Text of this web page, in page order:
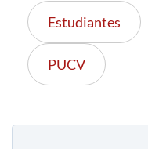
Estudiantes
PUCV